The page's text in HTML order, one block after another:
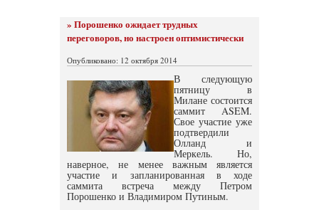
» Порошенко ожидает трудных
переговоров, но настроен оптимистически
Опубликовано: 12 октября 2014
В следующую
пятницу в
Милане состоится
саммит ASEM.
Свое участие уже
подтвердили
Олланд и
Меркель. Но,
наверное, не менее важным является
участие и запланированная в ходе
саммита встреча между Петром
Порошенко и Владимиром Путиным.